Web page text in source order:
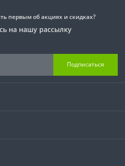
первым об акциях и скидках?
на нашу рассылку
Подписаться